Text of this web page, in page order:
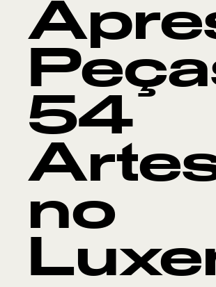
54
no